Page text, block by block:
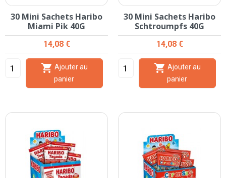
30 Mini Sachets Haribo
Miami Pik 40G
Prix
14,08 €

panier
30 Mini Sachets Haribo
Schtroumpfs 40G
Prix
14,08 €

panier